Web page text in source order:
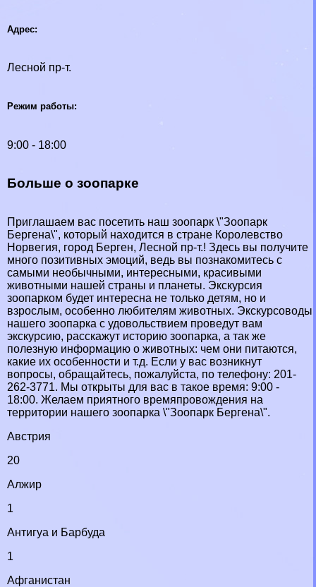
Адрес:
Лесной пр-т.
Режим работы:
9:00 - 18:00
Больше о зоопарке
Приглашаем вас посетить наш зоопарк \"Зоопарк
Бергена\", который находится в стране Королевство
Норвегия, город Берген, Лесной пр-т.! Здесь вы получите
много позитивных эмоций, ведь вы познакомитесь с
самыми необычными, интересными, красивыми
животными нашей страны и планеты. Экскурсия
зоопарком будет интересна не только детям, но и
взрослым, особенно любителям животных. Экскурсоводы
нашего зоопарка с удовольствием проведут вам
экскурсию, расскажут историю зоопарка, а так же
полезную информацию о животных: чем они питаются,
какие их особенности и т.д. Если у вас возникнут
вопросы, обращайтесь, пожалуйста, по телефону: 201-
262-3771. Мы открыты для вас в такое время: 9:00 -
18:00. Желаем приятного времяпровождения на
территории нашего зоопарка \"Зоопарк Бергена\".
Австрия
20
Алжир
1
Антигуа и Барбуда
1
Афганистан